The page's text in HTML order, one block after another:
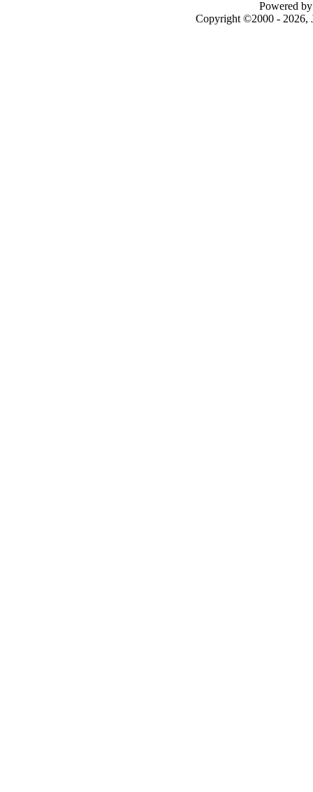
Powered
Copyright ©2000 - 2026,